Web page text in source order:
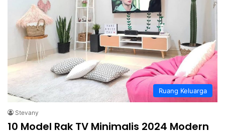
Ruang Keluarga
Stevany
10 Model Rak TV Minimalis 2024 Modern